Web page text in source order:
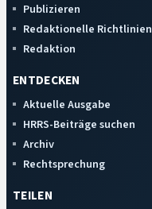
Publizieren
Redaktionelle Richtlinien
Redaktion
ENTDECKEN
Aktuelle Ausgabe
HRRS-Beiträge suchen
Archiv
Rechtsprechung
TEILEN